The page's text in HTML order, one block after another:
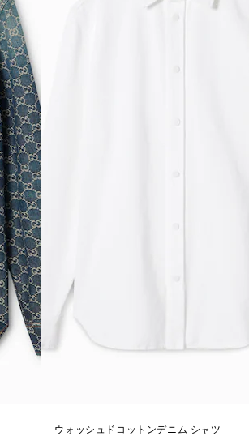
ウォッシュドコットンデニム シャツ